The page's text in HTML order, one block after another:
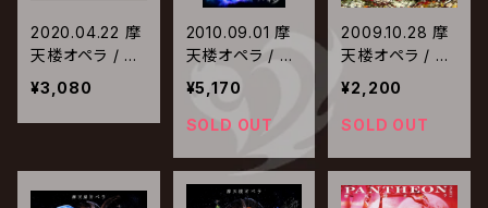
2020.04.22 摩
天楼オペラ / Ch
ronos【初回限
定盤】
¥3,080
2010.09.01 摩
天楼オペラ / E
mergence fro
m COCOON〜
Tour Final Liv
¥5,170
SOLD OUT
2009.10.28 摩
天楼オペラ / C
OUPLING COL
LECTION 08-0
9
¥2,200
SOLD OUT